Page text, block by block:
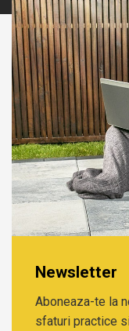
Newsletter
Aboneaza-te la
sfaturi practice